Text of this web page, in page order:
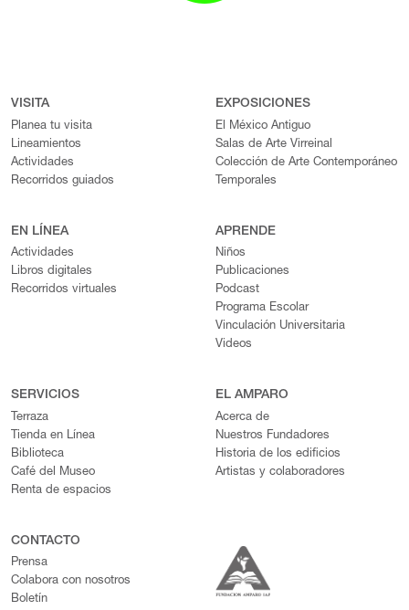
VISITA
Planea tu visita
Lineamientos
Actividades
Recorridos guiados
EXPOSICIONES
El México Antiguo
Salas de Arte Virreinal
Colección de Arte Contemporáneo
Temporales
EN LÍNEA
Actividades
Libros digitales
Recorridos virtuales
APRENDE
Niños
Publicaciones
Podcast
Programa Escolar
Vinculación Universitaria
Videos
SERVICIOS
Terraza
Tienda en Línea
Biblioteca
Café del Museo
Renta de espacios
EL AMPARO
Acerca de
Nuestros Fundadores
Historia de los edificios
Artistas y colaboradores
CONTACTO
Prensa
Colabora con nosotros
Boletín